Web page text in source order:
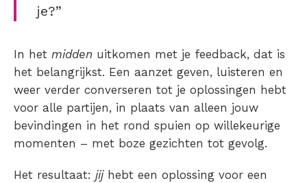
je?”
In het midden uitkomen met je feedback, dat is
het belangrijkst. Een aanzet geven, luisteren en
weer verder converseren tot je oplossingen hebt
voor alle partijen, in plaats van alleen jouw
bevindingen in het rond spuien op willekeurige
momenten – met boze gezichten tot gevolg.
Het resultaat: jij hebt een oplossing voor een